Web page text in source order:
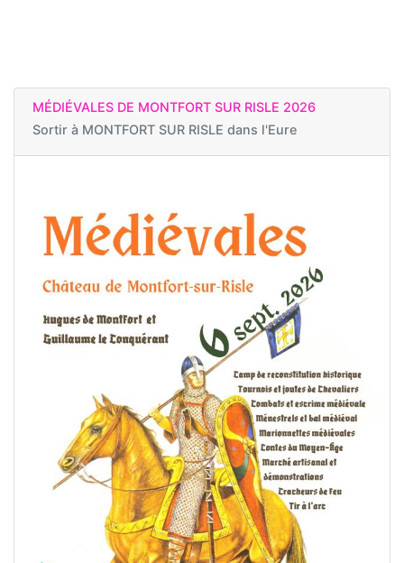
MÉDIÉVALES DE MONTFORT SUR RISLE 2026
Sortir à MONTFORT SUR RISLE dans l'Eure